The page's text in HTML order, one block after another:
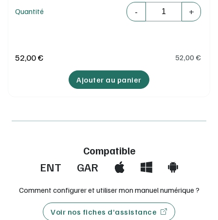
Quantité -
Quantité
+
52,00 € 52,00 €
Ajouter au panier
Compatible
ENT GAR
Comment configurer et utiliser mon manuel numérique ?
Voir nos fiches d’assistance